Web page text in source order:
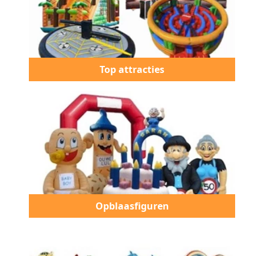
Top attracties
Opblaasfiguren